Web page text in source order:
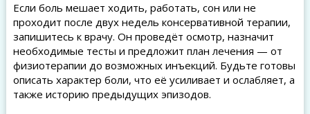
Если боль мешает ходить, работать, сон или не
проходит после двух недель консервативной терапии,
запишитесь к врачу. Он проведёт осмотр, назначит
необходимые тесты и предложит план лечения — от
физиотерапии до возможных инъекций. Будьте готовы
описать характер боли, что её усиливает и ослабляет, а
также историю предыдущих эпизодов.